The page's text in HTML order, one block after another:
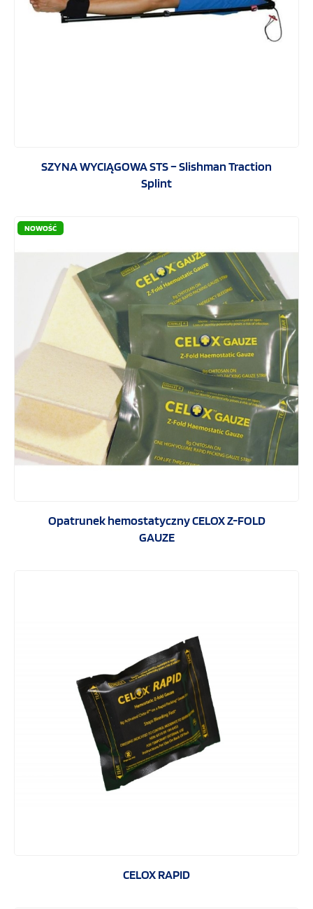
SZYNA WYCIĄGOWA STS – Slishman Traction
Splint
Opatrunek hemostatyczny CELOX Z-FOLD
GAUZE
NOWOŚĆ
CELOX RAPID